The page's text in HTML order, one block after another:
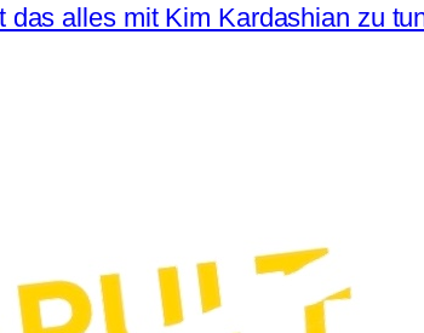
alles mit Kim Kardashian zu